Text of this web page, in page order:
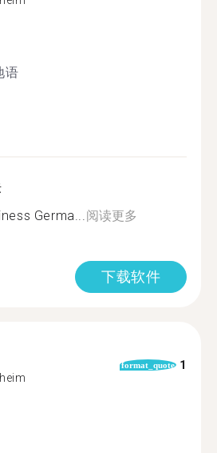
语
Germa...阅读更多
下载软件
format_quote 1